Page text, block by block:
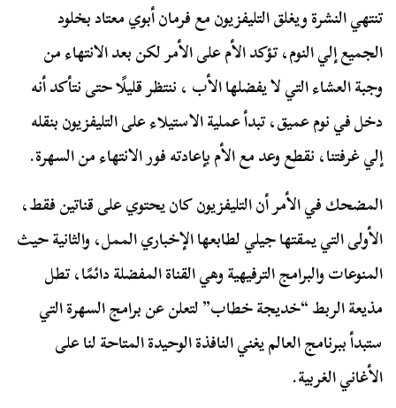
تنتهي النشرة ويغلق التليفزيون مع فرمان أبوي معتاد بخلود
الجميع إلي النوم، تؤكد الأم على الأمر لكن بعد الانتهاء من
وجبة العشاء التي لا يفضلها الأب ، ننتظر قليلًا حتى نتأكد أنه
دخل في نوم عميق، تبدأ عملية الاستيلاء على التليفزيون بنقله
إلي غرفتنا، نقطع وعد مع الأم بإعادته فور الانتهاء من السهرة.
المضحك في الأمر أن التليفزيون كان يحتوي على قناتين فقط،
الأولى التي يمقتها جيلي لطابعها الإخباري الممل، والثانية حيث
المنوعات والبرامج الترفيهية وهي القناة المفضلة دائمًا، تطل
مذيعة الربط “خديجة خطاب” لتعلن عن برامج السهرة التي
ستبدأ ببرنامج العالم يغني النافذة الوحيدة المتاحة لنا على
الأغاني الغربية.